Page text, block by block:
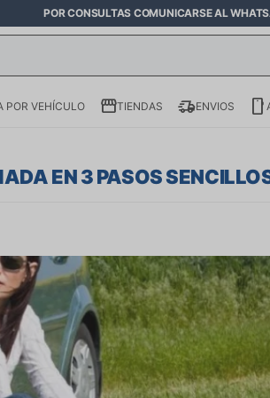
POR CONSULTAS COMUNICARSE AL
POR VEHÍCULO TIENDAS ENVIOS
EN 3 PASOS